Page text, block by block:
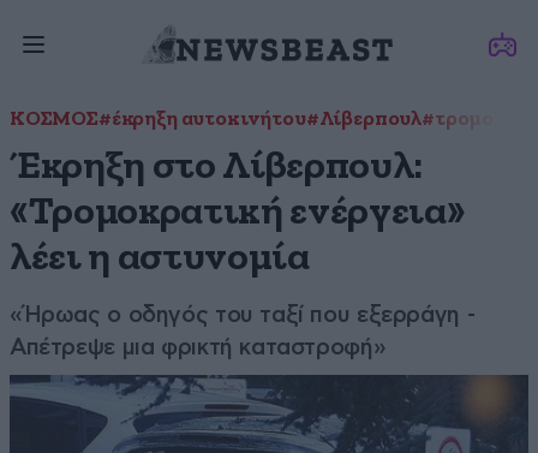
ΚΟΣΜΟΣ#έκρηξη αυτοκινήτου#Λίβερπουλ
Έκρηξη στο Λίβερπουλ:
«Τρομοκρατική ενέργεια»
λέει η αστυνομία
«Ήρωας ο οδηγός του ταξί που εξερράγη -
Απέτρεψε μια φρικτή καταστροφή»